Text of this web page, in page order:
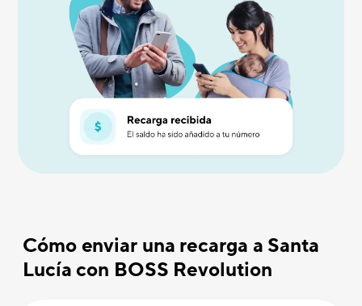
Cómo enviar una recarga a Santa
Lucía con BOSS Revolution